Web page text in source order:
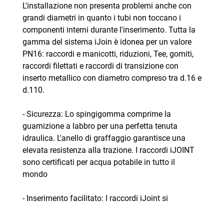
L'installazione non presenta problemi anche con
grandi diametri in quanto i tubi non toccano i
componenti interni durante l'inserimento. Tutta la
gamma del sistema iJoin è idonea per un valore
PN16: raccordi e manicotti, riduzioni, Tee, gomiti,
raccordi filettati e raccordi di transizione con
inserto metallico con diametro compreso tra d.16 e
d.110.
- Sicurezza: Lo spingigomma comprime la
guarnizione a labbro per una perfetta tenuta
idraulica. L'anello di graffaggio garantisce una
elevata resistenza alla trazione. I raccordi iJOINT
sono certificati per acqua potabile in tutto il
mondo
- Inserimento facilitato: I raccordi iJoint si